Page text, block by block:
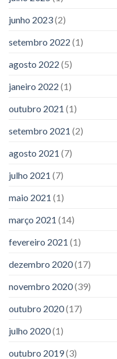
junho 2023(2)
setembro 2022 (1)
agosto 2022 (5)
janeiro 2022 (1)
outubro 2021 (1)
setembro 2021 (2)
agosto 2021 (7)
julho 2021 (7)
maio 2021 (1)
março 2021 (14)
fevereiro 2021 (1)
dezembro 2020(17)
novembro 2020(39)
outubro 2020(17)
julho 2020(1)
outubro 2019(3)